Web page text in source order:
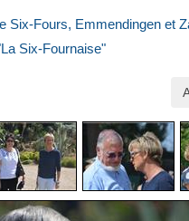
Six-Fours, Emmendingen et
Six-Fournaise"